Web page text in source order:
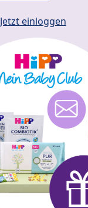
Jetzt einloggen